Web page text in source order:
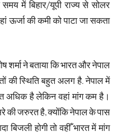
में बिहार/यूपी राज्य से सोलर
ऊर्जा की कमी को पाटा जा सकता
शर्मा ने बताया कि भारत और नेपाल
की स्थिति बहुत अलग है. नेपाल में
अधिक है लेकिन वहां मांग कम है।
की जरुरत है, क्योंकि नेपाल के पास
होगी तो वहीँ भारत में मांग